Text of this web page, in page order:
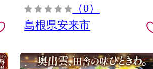
（0）
島根県安来市